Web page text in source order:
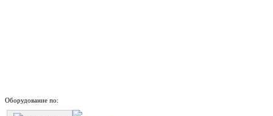
Оборудование по: